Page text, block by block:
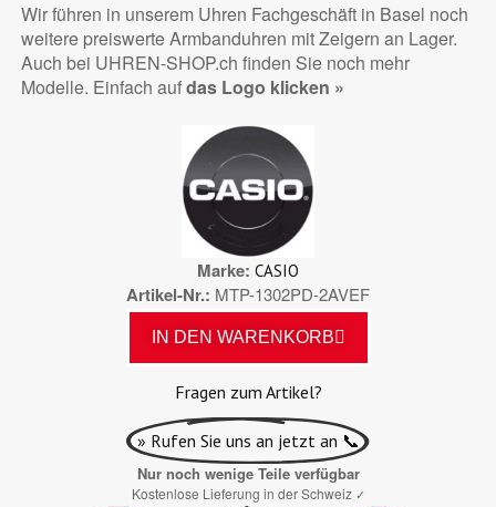
Wir führen in unserem Uhren Fachgeschäft in Basel noch
weitere preiswerte Armbanduhren mit Zeigern an Lager.
Auch bei UHREN-SHOP.ch finden Sie noch mehr
Modelle. Einfach aufdas Logo klicken »
Marke CASIO
Artikel-Nr. MTP-1302PD-2AVEF
IN DEN WARENKORB
Fragen zum Artikel?
» Rufen Sie uns an jetzt an 📞
Nur noch wenige Teile verfügbar
Kostenlose Lieferung in der Schweiz ✓